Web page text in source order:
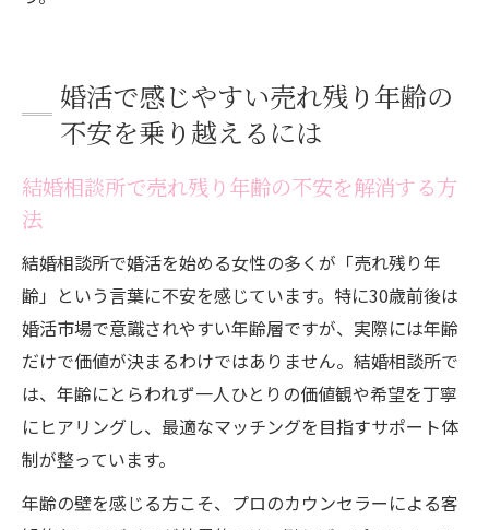
婚活で感じやすい売れ残り年齢の
不安を乗り越えるには
結婚相談所で売れ残り年齢の不安を解消する方
法
結婚相談所で婚活を始める女性の多くが「売れ残り年
齢」という言葉に不安を感じています。特に30歳前後は
婚活市場で意識されやすい年齢層ですが、実際には年齢
だけで価値が決まるわけではありません。結婚相談所で
は、年齢にとらわれず一人ひとりの価値観や希望を丁寧
にヒアリングし、最適なマッチングを目指すサポート体
制が整っています。
年齢の壁を感じる方こそ、プロのカウンセラーによる客